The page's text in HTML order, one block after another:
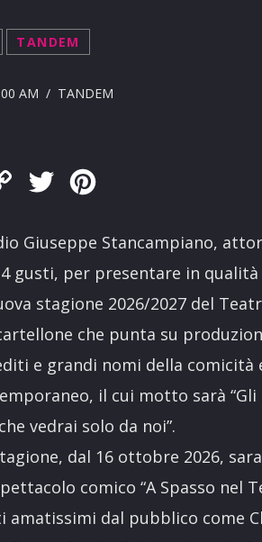
TANDEM
AM / TANDEM
Copy
Twitter
Giuseppe Stancampiano,
gusti, per presentare in
stagione 2026/2027 del
che punta su
e grandi nomi della comicità
il cui motto sarà
vedrai solo da noi”.
dal 16 ottobre 2026,
comico “A Spasso nel
amatissimi dal pubblico come